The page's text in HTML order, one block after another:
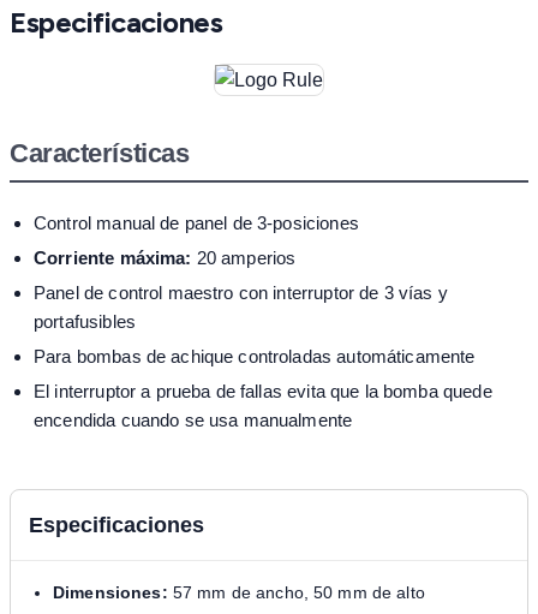
Especificaciones
Características
Control manual de panel de 3-posiciones
Corriente máxima: 20 amperios
Panel de control maestro con interruptor de 3 vías y
portafusibles
Para bombas de achique controladas automáticamente
El interruptor a prueba de fallas evita que la bomba quede
encendida cuando se usa manualmente
Especificaciones
Dimensiones: 57 mm de ancho, 50 mm de alto